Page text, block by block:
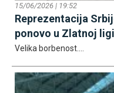
15/06/2026 | 19:52
Reprezentacija
ponovo u Zlatnoj
Velika borbenost....